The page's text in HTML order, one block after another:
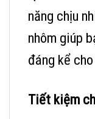
năng chịu
nhôm giúp
đáng kể
Tiết kiệm